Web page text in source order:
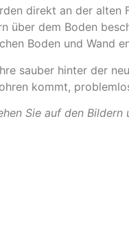
direkt an der
über dem Boden
Boden und Wand
sauber hinter der
kommt,
Sie auf den Bildern